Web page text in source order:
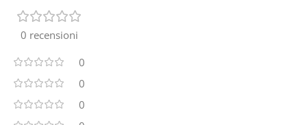
0 recensioni
0
0
0